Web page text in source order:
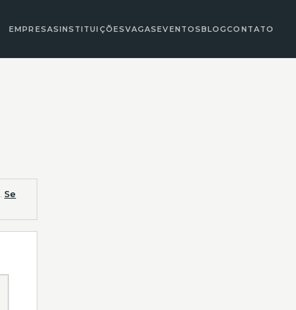
EMPRESASINSTITUIÇÕESVAGASEVENTOSBLOGCONTATO
Se